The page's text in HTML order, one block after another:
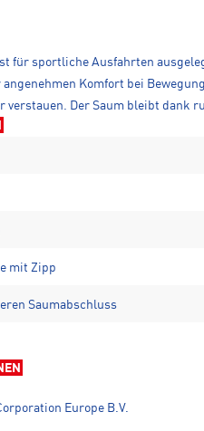
für sportliche Ausfahrten
Komfort bei
Der Saum bleibt dank
mit Zipp
Saumabschluss
Europe B.V.